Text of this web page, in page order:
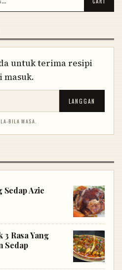
untuk terima resipi
masuk.
LANGGAN
BILA MASA.
Sedap Azie
3 Rasa Yang
Sedap